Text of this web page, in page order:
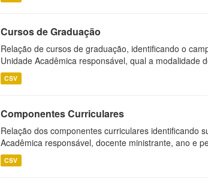
Cursos de Graduação
Relação de cursos de graduação, identificando o
Unidade Acadêmica responsável, qual a modalidade
CSV
Componentes Curriculares
Relação dos componentes curriculares identificando
Acadêmica responsável, docente ministrante, ano e
CSV